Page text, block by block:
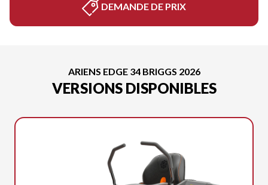
DEMANDE DE PRIX
ARIENS EDGE 34 BRIGGS 2026
VERSIONS DISPONIBLES